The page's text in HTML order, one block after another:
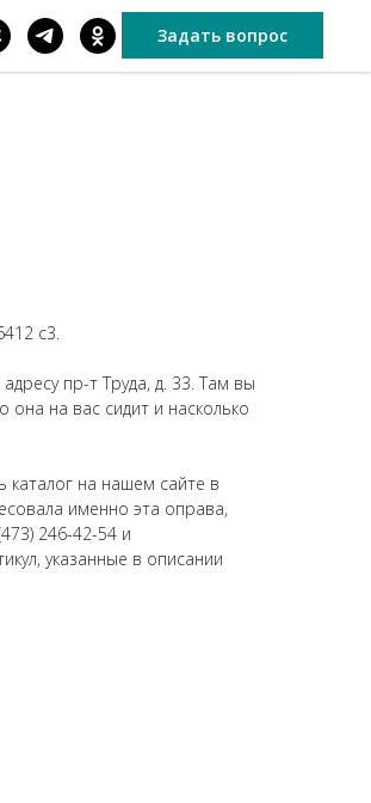
Задать вопрос
c3.
пр-т Труда, д. 33. Там вы
на вас сидит и насколько
каталог на нашем сайте в
именно эта оправа,
246-42-54 и
указанные в описании